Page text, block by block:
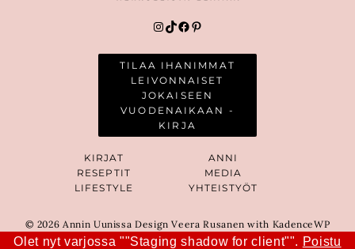
Instagram
TikTok
Facebook
Pinterest
TILAA IHANIMMAT
LEIVONNAISET
JOKAISEEN
VUODENAIKAAN -
KIRJA
KIRJAT
RESEPTIT
LIFESTYLE
ANNI
MEDIA
YHTEISTYÖT
© 2026 Annin Uunissa Design Veera Rusanen with KadenceWP
Olet nyt varjossa ""Staging shadow for client"". Poistu